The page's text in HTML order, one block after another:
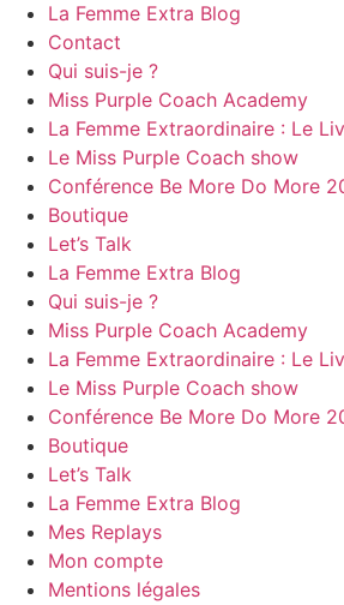
La Femme Extra Blog
Contact
Qui suis-je ?
Miss Purple Coach Academy
La Femme Extraordinaire : Le
Le Miss Purple Coach show
Conférence Be More Do More
Boutique
Let’s Talk
La Femme Extra Blog
Qui suis-je ?
Miss Purple Coach Academy
La Femme Extraordinaire : Le
Le Miss Purple Coach show
Conférence Be More Do More
Boutique
Let’s Talk
La Femme Extra Blog
Mes Replays
Mon compte
Mentions légales